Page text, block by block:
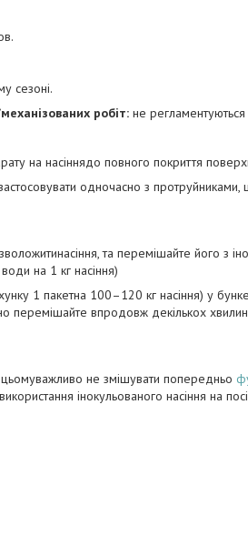
сезоні.
робіт: не регламентуються
на насіннядо повного покриття
одночасно з протруйниками,
та перемішайте його з
на 1 кг насіння)
1 пакетна 100–120 кг насіння) у
перемішайте впродовж декількох
цьомуважливо не змішувати попередньо
інокульованого насіння на